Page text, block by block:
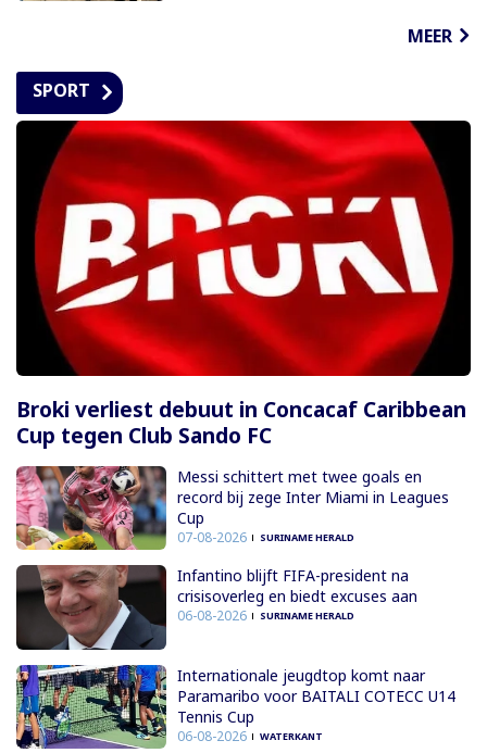
MEER
SPORT
Broki verliest debuut in Concacaf Caribbean
Cup tegen Club Sando FC
Messi schittert met twee goals en
record bij zege Inter Miami in Leagues
Cup
07-08-2026 SURINAME HERALD
Infantino blijft FIFA-president na
crisisoverleg en biedt excuses aan
06-08-2026 SURINAME HERALD
Internationale jeugdtop komt naar
Paramaribo voor BAITALI COTECC U14
Tennis Cup
06-08-2026 WATERKANT